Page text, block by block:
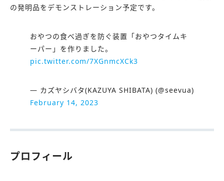
の発明品をデモンストレーション予定です。
おやつの食べ過ぎを防ぐ装置「おやつタイムキ
ーパー」を作りました。
pic.twitter.com/7XGnmcXCk3
— カズヤシバタ(KAZUYA SHIBATA) (@seevua)
February 14, 2023
プロフィール